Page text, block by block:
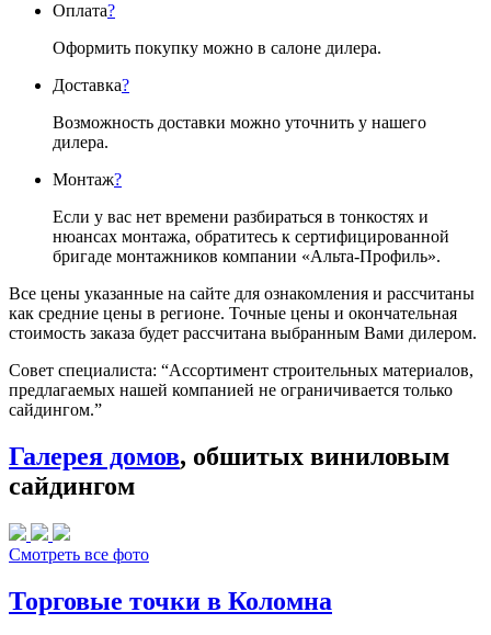
Оплата?
Оформить покупку можно в салоне дилера.
Доставка?
Возможность доставки можно уточнить у нашего
дилера.
Монтаж?
Если у вас нет времени разбираться в тонкостях и
нюансах монтажа, обратитесь к сертифицированной
бригаде монтажников компании «Альта-Профиль».
Все цены указанные на сайте для ознакомления и рассчитаны
как средние цены в регионе. Точные цены и окончательная
стоимость заказа будет рассчитана выбранным Вами дилером.
Совет специалиста: “Ассортимент строительных материалов,
предлагаемых нашей компанией не ограничивается только
сайдингом.”
Галерея домов, обшитых виниловым
сайдингом
Смотреть все фото
Торговые точки в Коломна